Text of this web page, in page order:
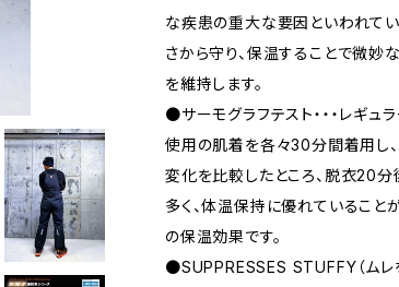
な疾患の重大な要因といわれて
さから守り、保温することで微
を維持します。
●サーモグラフテスト・・・レギ
使用の肌着を各々30分間着用し
変化を比較したところ、脱衣20
多く、体温保持に優れていること
の保温効果です。
●SUPPRESSES STUFFY（ムレ